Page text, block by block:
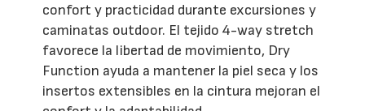
confort y practicidad durante excursiones y
caminatas outdoor. El tejido 4-way stretch
favorece la libertad de movimiento, Dry
Function ayuda a mantener la piel seca y los
insertos extensibles en la cintura mejoran el